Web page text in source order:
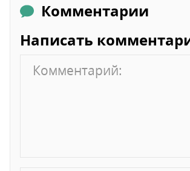
Комментарии
Написать